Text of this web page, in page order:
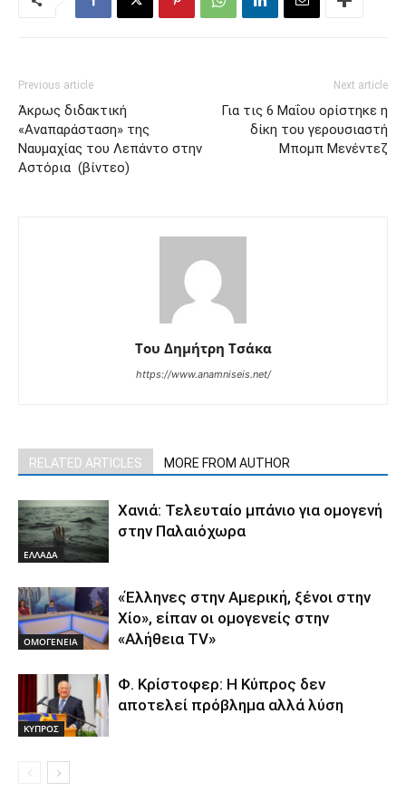
Previous article
Άκρως διδακτική
«Αναπαράσταση» της
Ναυμαχίας του Λεπάντο στην
Αστόρια (βίντεο)
Next article
Για τις 6 Μαΐου ορίστηκε η
δίκη του γερουσιαστή
Μπομπ Μενέντεζ
Του Δημήτρη Τσάκα
https://www.anamniseis.net/
RELATED ARTICLES MORE FROM AUTHOR
ΕΛΛΑΔΑ
Χανιά: Τελευταίο μπάνιο για ομογενή
στην Παλαιόχωρα
ΟΜΟΓΕΝΕΙΑ
«Έλληνες στην Αμερική, ξένοι στην
Χίο», είπαν οι ομογενείς στην
«Αλήθεια ΤV»
ΚΥΠΡΟΣ
Φ. Κρίστοφερ: Η Κύπρος δεν
αποτελεί πρόβλημα αλλά λύση